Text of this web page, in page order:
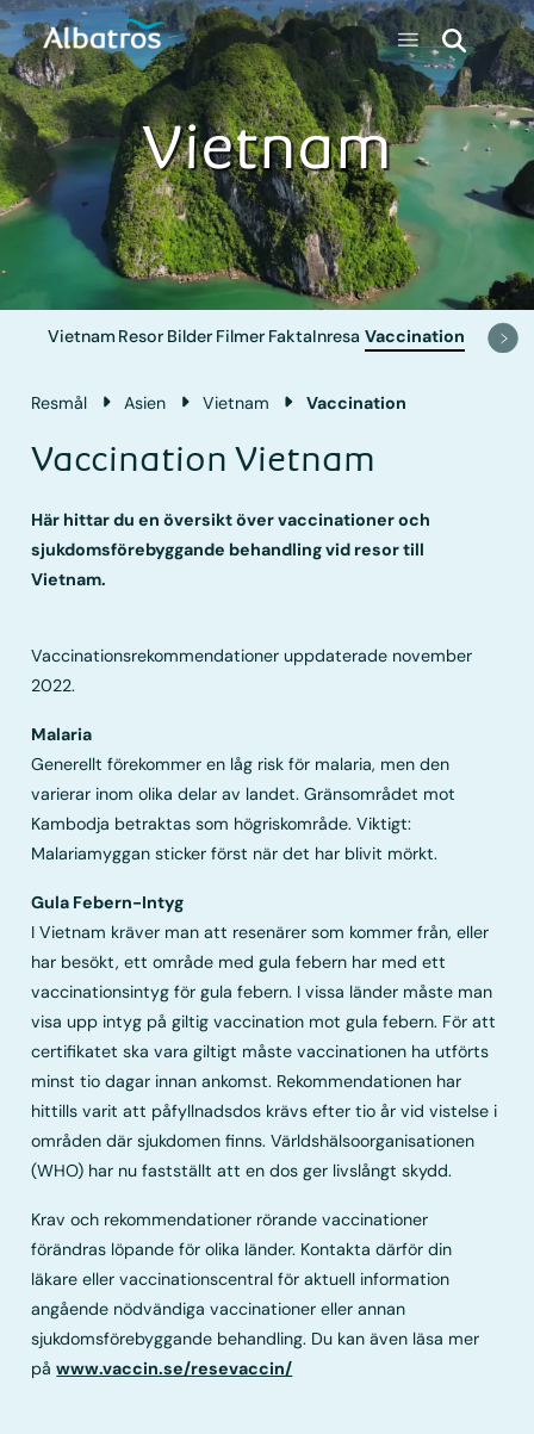
Vietnam
Vietnam Resor Bilder Filmer FaktaInresa Vaccination
Resmål Asien Vietnam Vaccination
Vaccination Vietnam
Här hittar du en översikt över vaccinationer och
sjukdomsförebyggande behandling vid resor till
Vietnam.
Vaccinationsrekommendationer uppdaterade november
2022.
Malaria
Generellt förekommer en låg risk för malaria, men den
varierar inom olika delar av landet. Gränsområdet mot
Kambodja betraktas som högriskområde. Viktigt:
Malariamyggan sticker först när det har blivit mörkt.
Gula Febern-Intyg
I Vietnam kräver man att resenärer som kommer från, eller
har besökt, ett område med gula febern har med ett
vaccinationsintyg för gula febern. I vissa länder måste man
visa upp intyg på giltig vaccination mot gula febern. För att
certifikatet ska vara giltigt måste vaccinationen ha utförts
minst tio dagar innan ankomst. Rekommendationen har
hittills varit att påfyllnadsdos krävs efter tio år vid vistelse i
områden där sjukdomen finns. Världshälsoorganisationen
(WHO) har nu fastställt att en dos ger livslångt skydd.
Krav och rekommendationer rörande vaccinationer
förändras löpande för olika länder. Kontakta därför din
läkare eller vaccinationscentral för aktuell information
angående nödvändiga vaccinationer eller annan
sjukdomsförebyggande behandling. Du kan även läsa mer
påwww.vaccin.se/resevaccin/